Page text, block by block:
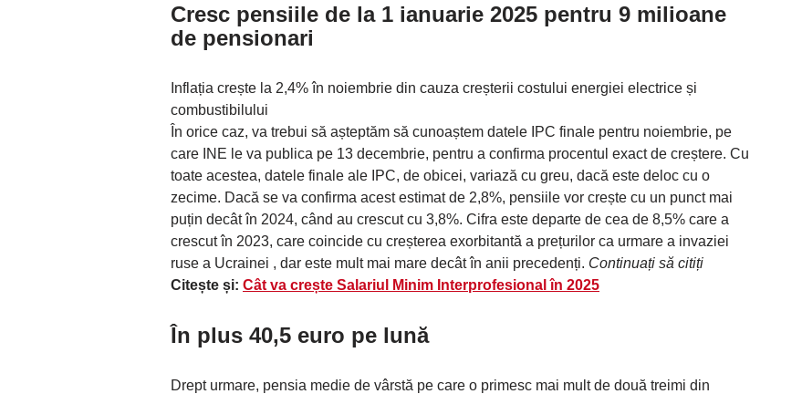
Cresc pensiile de la 1 ianuarie 2025 pentru 9 milioane
de pensionari
Inflația crește la 2,4% în noiembrie din cauza creșterii costului energiei electrice și
combustibilului
În orice caz, va trebui să așteptăm să cunoaștem datele IPC finale pentru noiembrie, pe
care INE le va publica pe 13 decembrie, pentru a confirma procentul exact de creștere. Cu
toate acestea, datele finale ale IPC, de obicei, variază cu greu, dacă este deloc cu o
zecime. Dacă se va confirma acest estimat de 2,8%, pensiile vor crește cu un punct mai
puțin decât în ​​2024, când au crescut cu 3,8%. Cifra este departe de cea de 8,5% care a
crescut în 2023, care coincide cu creșterea exorbitantă a prețurilor ca urmare a invaziei
ruse a Ucrainei , dar este mult mai mare decât în ​​anii precedenți. Continuați să citiți
Citește și: Cât va crește Salariul Minim Interprofesional în 2025
În plus 40,5 euro pe lună
Drept urmare, pensia medie de vârstă pe care o primesc mai mult de două treimi din